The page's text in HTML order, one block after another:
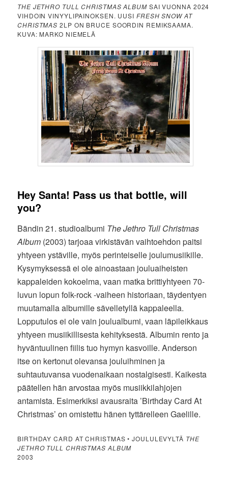
THE JETHRO TULL CHRISTMAS ALBUMSAI VUONNA 2024
VIHDOIN VINYYLIPAINOKSEN. UUSI FRESH SNOW AT
CHRISTMAS 2LP ON BRUCE SOORDIN REMIKSAAMA.
KUVA: MARKO NIEMELÄ
Hey Santa! Pass us that bottle, will
you?
Bändin 21. studioalbumi The Jethro Tull Christmas
Album (2003) tarjoaa virkistävän vaihtoehdon paitsi
yhtyeen ystäville, myös perinteiselle joulumusiikille.
Kysymyksessä ei ole ainoastaan jouluaiheisten
kappaleiden kokoelma, vaan matka brittiyhtyeen 70-
luvun lopun folk-rock -vaiheen historiaan, täydentyen
muutamalla albumille sävelletyllä kappaleella.
Lopputulos ei ole vain joulualbumi, vaan läpileikkaus
yhtyeen musiikillisesta kehityksestä. Albumin rento ja
hyväntuulinen fiilis tuo hymyn kasvoille. Anderson
itse on kertonut olevansa jouluihminen ja
suhtautuvansa vuodenaikaan nostalgisesti. Kaikesta
päätellen hän arvostaa myös musiikkilahjojen
antamista. Esimerkiksi avausraita ’Birthday Card At
Christmas’ on omistettu hänen tyttärelleen Gaelille.
BIRTHDAY CARD AT CHRISTMAS • JOULULEVYLTÄ THE
JETHRO TULL CHRISTMAS ALBUM
2003